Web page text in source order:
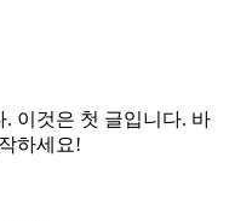
이것은 첫 글입니다. 바
하세요!